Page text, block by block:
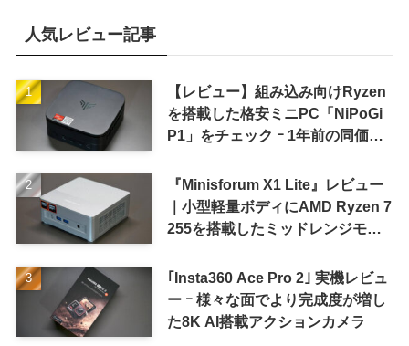
人気レビュー記事
【レビュー】組み込み向けRyzen
を搭載した格安ミニPC「NiPoGi
P1」をチェック ｰ 1年前の同価格
『Minisforum X1 Lite』レビュー
｜小型軽量ボディにAMD Ryzen 7
255を搭載したミッドレンジモデ
｢Insta360 Ace Pro 2｣ 実機レビュ
ー ｰ 様々な面でより完成度が増し
た8K AI搭載アクションカメラ